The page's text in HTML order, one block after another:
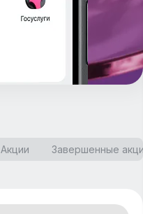
Акции Завершенные